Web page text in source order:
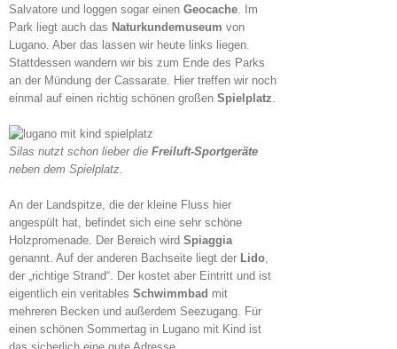
Salvatore und loggen sogar einen Geocache. Im
Park liegt auch das Naturkundemuseum von
Lugano. Aber das lassen wir heute links liegen.
Stattdessen wandern wir bis zum Ende des Parks
an der Mündung der Cassarate. Hier treffen wir noch
einmal auf einen richtig schönen großen Spielplatz.
Silas nutzt schon lieber die Freiluft-Sportgeräte
neben dem Spielplatz.
An der Landspitze, die der kleine Fluss hier
angespült hat, befindet sich eine sehr schöne
Holzpromenade. Der Bereich wird Spiaggia
genannt. Auf der anderen Bachseite liegt der Lido,
der „richtige Strand“. Der kostet aber Eintritt und ist
eigentlich ein veritables Schwimmbad mit
mehreren Becken und außerdem Seezugang. Für
einen schönen Sommertag in Lugano mit Kind ist